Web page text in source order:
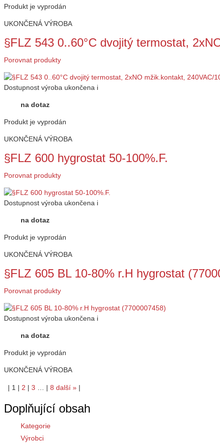
Produkt je vyprodán
UKONČENÁ VÝROBA
§FLZ 543 0..60°C dvojitý termostat,
Porovnat produkty
Dostupnost výroba ukončena i
na dotaz
Produkt je vyprodán
UKONČENÁ VÝROBA
§FLZ 600 hygrostat 50-100%.F.
Porovnat produkty
Dostupnost výroba ukončena i
na dotaz
Produkt je vyprodán
UKONČENÁ VÝROBA
§FLZ 605 BL 10-80% r.H hygrostat
Porovnat produkty
Dostupnost výroba ukončena i
na dotaz
Produkt je vyprodán
UKONČENÁ VÝROBA
| 1 | 2 | 3 | 8 další » |
Doplňující obsah
Kategorie
Výrobci